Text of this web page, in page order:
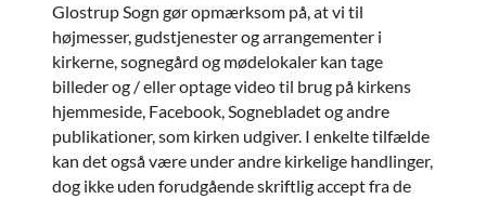
Glostrup Sogn gør opmærksom på, at vi til
højmesser, gudstjenester og arrangementer i
kirkerne, sognegård og mødelokaler kan tage
billeder og / eller optage video til brug på kirkens
hjemmeside, Facebook, Sognebladet og andre
publikationer, som kirken udgiver. I enkelte tilfælde
kan det også være under andre kirkelige handlinger,
dog ikke uden forudgående skriftlig accept fra de